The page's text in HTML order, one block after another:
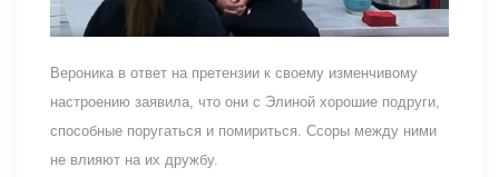
Вероника в ответ на претензии к своему изменчивому
настроению заявила, что они с Элиной хорошие подруги,
способные поругаться и помириться. Ссоры между ними
не влияют на их дружбу.